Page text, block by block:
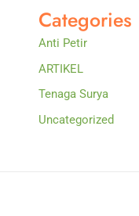
Categories
Anti Petir
ARTIKEL
Tenaga Surya
Uncategorized